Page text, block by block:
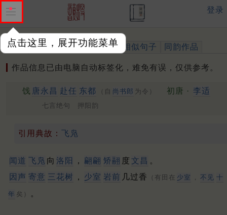
点击这里，展开功能菜单
登录
作品 标注四声 出处、引用 相似句子 同韵作品
作品信息已由电脑自动标签化，难免有误，仅供参考。
饯 唐永昌 赴任 东都 （自 尚书郎 为令） 初唐 · 李适
七言绝句 押阳韵
引用典故： 飞凫
闻道 飞凫 向 洛阳 ， 翩翩 矫翮 度 文昌 。
因声 寄意 三花树 ， 少室 岩前 几过香 （有田在 少室 ， 不见 十
年 矣） 。